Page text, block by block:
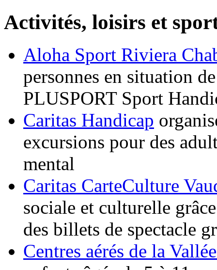
Activités, loisirs et
Aloha Sport Riviera
personnes en situation
PLUSPORT Sport
Caritas Handicap
excursions pour des
mental
Caritas CarteCulture
sociale et culturelle
des billets de spectacle
Centres aérés de la